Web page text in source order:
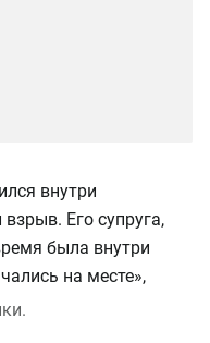
внутри
Его супруга,
была внутри
на месте»,